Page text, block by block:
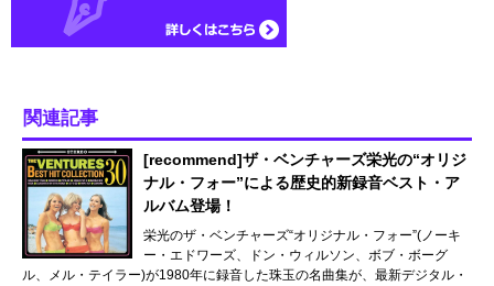
関連記事
[recommend]ザ・ベンチャーズ栄光の“オリジ
ナル・フォー”による歴史的新録音ベスト・ア
ルバム登場！
栄光のザ・ベンチャーズ“オリジナル・フォー”(ノーキ
ー・エドワーズ、ドン・ウィルソン、ボブ・ボーグ
ル、メル・テイラー)が1980年に録音した珠玉の名曲集が、最新デジタル・